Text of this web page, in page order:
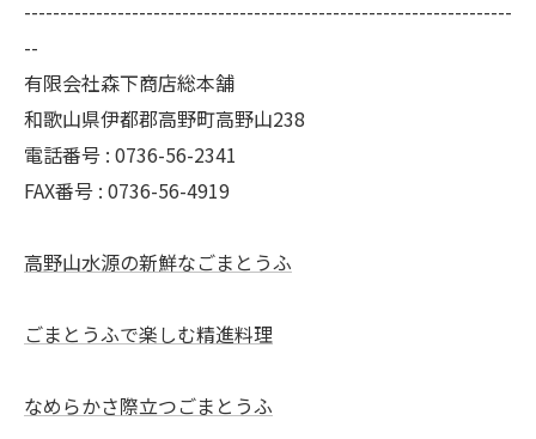
--------------------------------------------------------------------
--
有限会社森下商店総本舗
和歌山県伊都郡高野町高野山238
電話番号 : 0736-56-2341
FAX番号 : 0736-56-4919
高野山水源の新鮮なごまとうふ
ごまとうふで楽しむ精進料理
なめらかさ際立つごまとうふ